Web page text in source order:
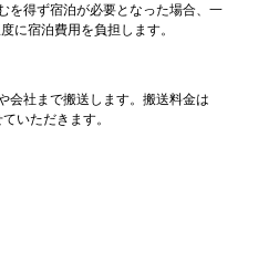
を得ず宿泊が必要となった場合、一
に宿泊費用を負担します。
会社まで搬送します。搬送料金は
いただきます。